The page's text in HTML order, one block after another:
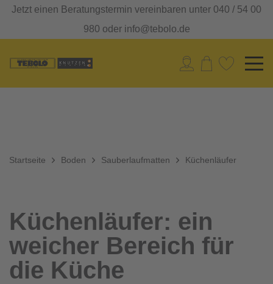
Jetzt einen Beratungstermin vereinbaren unter 040 / 54 00
980 oder info@tebolo.de
Startseite Boden Sauberlaufmatten Küchenläufer
Küchenläufer: ein
weicher Bereich für
die Küche